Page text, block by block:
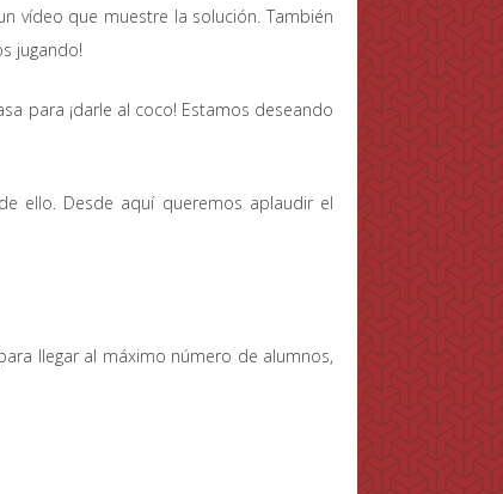
vídeo que muestre la solución. También
jugando!
para ¡darle al coco! Estamos deseando
ello. Desde aquí queremos aplaudir el
llegar al máximo número de alumnos,